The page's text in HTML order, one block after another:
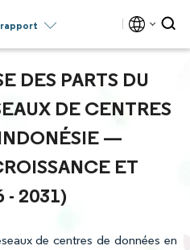
rapport
DES PARTS DU
DE CENTRES
—
ET
- 2031)
de centres de données en